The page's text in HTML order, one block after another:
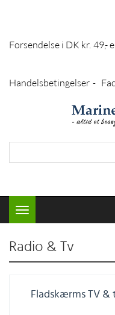
Forsendelse i DK kr. 49,-
Handelsbetingelser -
Toggle
navigation
Radio & Tv
Fladskærms TV &